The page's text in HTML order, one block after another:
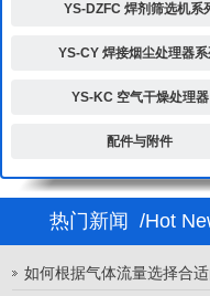
YS-DZFC 焊剂筛选机系
YS-CY 焊接烟尘处理器系
YS-KC 空气干燥处理器
配件与附件
热门新闻 /Hot